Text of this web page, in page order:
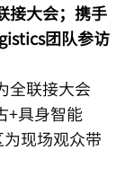
接大会；携手
团队参访
全联接大会
+具身智能
为现场观众带